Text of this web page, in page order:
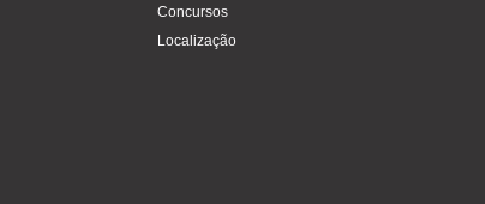
Concursos
Localização